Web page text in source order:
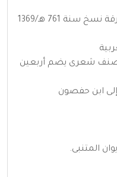
كتاب الإعراب. مائتى وأربع عشرة ورقة نسخ سنة 761 هـ/1369
مصنف شعرى يضم أربعين
إلى ابن حفصون
المتنبى.